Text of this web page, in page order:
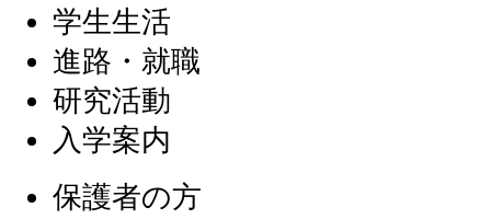
学生生活
進路・就職
研究活動
入学案内
保護者の方